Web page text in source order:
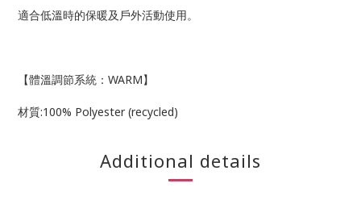
適合低溫時的保暖及戶外活動使用。
【體溫調節系統：WARM】
材質:100% Polyester (recycled)
Additional details